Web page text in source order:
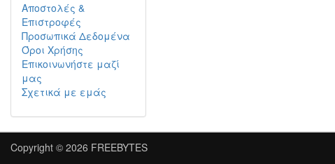
Αποστολές &
Επιστροφές
Προσωπικά Δεδομένα
Όροι Χρήσης
Επικοινωνήστε μαζί
μας
Σχετικά με εμάς
Copyright © 2026 FREEBYTES